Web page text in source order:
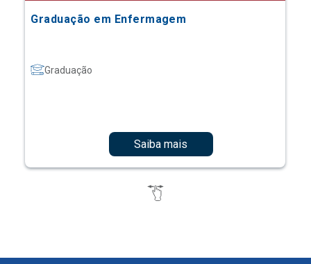
Graduação em Enfermagem
Graduação
Saiba mais